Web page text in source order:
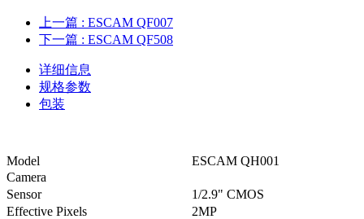
上一篇 : ESCAM QF007
下一篇 : ESCAM QF508
详细信息
规格参数
包装
Model
ESCAM QH001
Camera
Sensor
1/2.9" CMOS
Effective Pixels
2MP